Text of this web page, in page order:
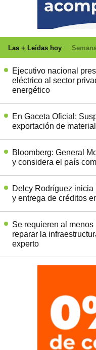
Las + Leídas hoy
Ejecutivo nacional
eléctrico al sector
energético
En Gaceta Oficial:
exportación de
Bloomberg: General
y considera el país
Delcy Rodríguez
y entrega de créditos
Se requieren al
reparar la
experto